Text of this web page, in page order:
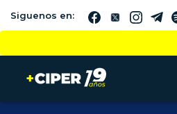
Siguenos en: